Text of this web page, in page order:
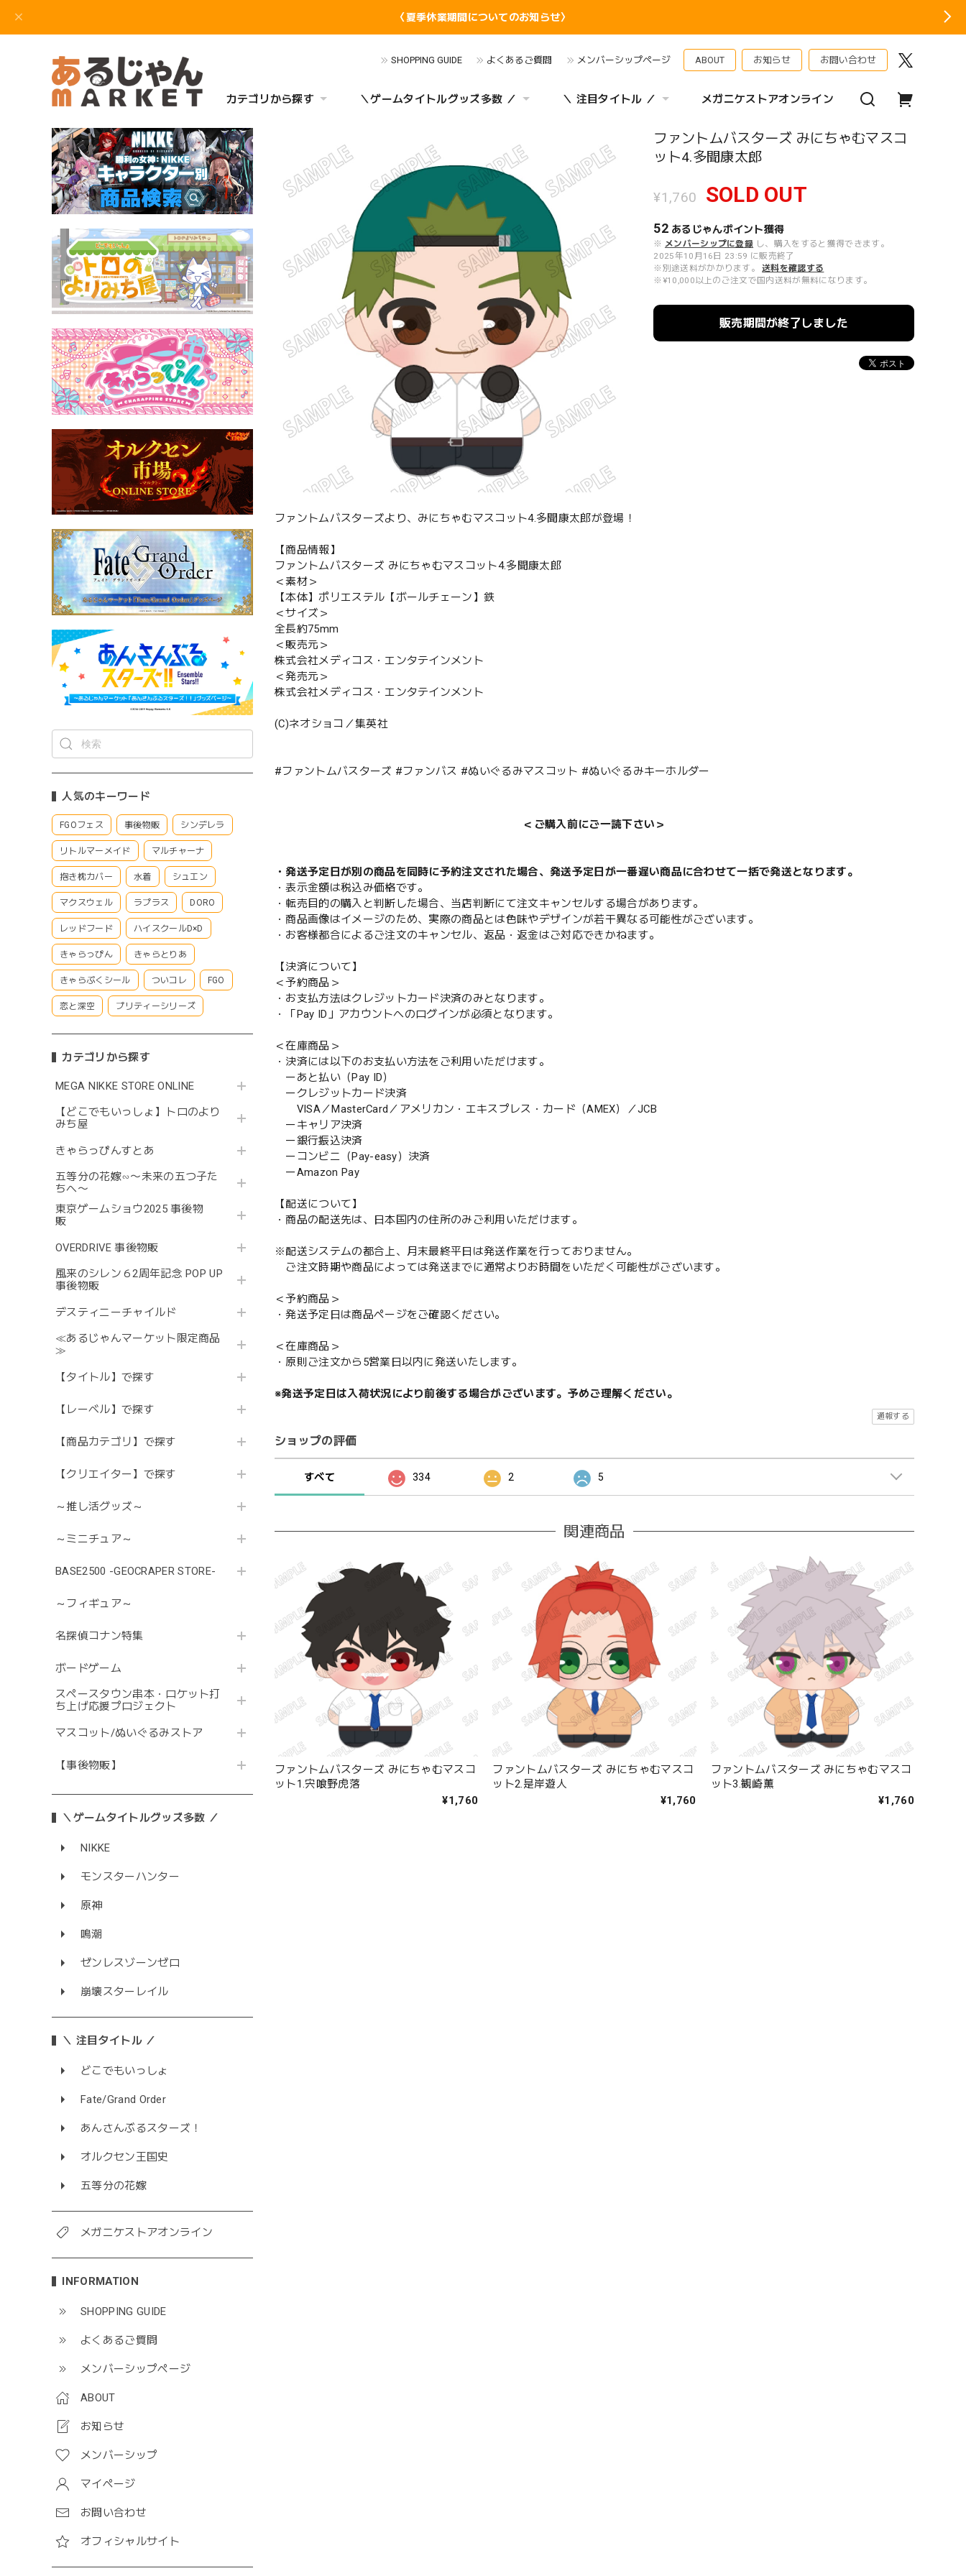
〈夏季休業期間についてのお知らせ〉
SHOPPING GUIDE よくあるご質問 メンバーシップページ ABOUT お知らせ お問い合わせ
カテゴリから探す ＼ゲームタイトルグッズ多数 ／ ＼ 注目タイトル ／ メガニケストアオンライン
人気のキーワード
FGOフェス 事後物販 シンデレラ
リトルマーメイド マルチャーナ
抱き枕カバー 水着 シュエン
マクスウェル ラプラス DORO
レッドフード ハイスクールD×D
きゃらっぴん きゃらとりあ
きゃらぷくシール ついコレ FGO
恋と深空 プリティーシリーズ
カテゴリから探す
MEGA NIKKE STORE ONLINE
【どこでもいっしょ】トロのより
みち屋
きゃらっぴんすとあ
五等分の花嫁∽〜未来の五つ子た
ちへ〜
東京ゲームショウ2025 事後物
販
OVERDRIVE 事後物販
風来のシレン６2周年記念 POP UP
事後物販
デスティニーチャイルド
≪あるじゃんマーケット限定商品
≫
【タイトル】で探す
【レーベル】で探す
【商品カテゴリ】で探す
【クリエイター】で探す
～推し活グッズ～
～ミニチュア～
BASE2500 -GEOCRAPER STORE-
～フィギュア～
名探偵コナン特集
ボードゲーム
スペースタウン串本・ロケット打
ち上げ応援プロジェクト
マスコット/ぬいぐるみストア
【事後物販】
＼ゲームタイトルグッズ多数 ／
NIKKE
モンスターハンター
原神
鳴潮
ゼンレスゾーンゼロ
崩壊スターレイル
＼ 注目タイトル ／
どこでもいっしょ
Fate/Grand Order
あんさんぶるスターズ！
オルクセン王国史
五等分の花嫁
メガニケストアオンライン
INFORMATION
SHOPPING GUIDE
よくあるご質問
メンバーシップページ
ABOUT
お知らせ
メンバーシップ
マイページ
お問い合わせ
オフィシャルサイト
ファントムバスターズ みにちゃむマスコ
ット4.多聞康太郎
¥1,760 SOLD OUT
52 あるじゃんポイント獲得
※ メンバーシップに登録 し、購入をすると獲得できます。
2025年10月16日 23:59 に販売終了
※別途送料がかかります。
送料を確認する
※¥10,000以上のご注文で国内送料が無料になります。
販売期間が終了しました
ファントムバスターズより、みにちゃむマスコット4.多聞康太郎が登場！
【商品情報】
ファントムバスターズ みにちゃむマスコット4.多聞康太郎
＜素材＞
【本体】ポリエステル【ボールチェーン】鉄
＜サイズ＞
全長約75mm
＜販売元＞
株式会社メディコス・エンタテインメント
＜発売元＞
株式会社メディコス・エンタテインメント
(C)ネオショコ／集英社
#ファントムバスターズ #ファンバス #ぬいぐるみマスコット #ぬいぐるみキーホルダー
＜ご購入前にご一読下さい＞
・発送予定日が別の商品を同時に予約注文された場合、発送予定日が一番遅い商品に合わせて一括で発送となります。
・表示金額は税込み価格です。
・転売目的の購入と判断した場合、当店判断にて注文キャンセルする場合があります。
・商品画像はイメージのため、実際の商品とは色味やデザインが若干異なる可能性がございます。
・お客様都合によるご注文のキャンセル、返品・返金はご対応できかねます。
【決済について】
＜予約商品＞
・お支払方法はクレジットカード決済のみとなります。
・「Pay ID」アカウントへのログインが必須となります。
＜在庫商品＞
・決済には以下のお支払い方法をご利用いただけます。
ーあと払い（Pay ID）
ークレジットカード決済
VISA／MasterCard／アメリカン・エキスプレス・カード（AMEX）／JCB
ーキャリア決済
ー銀行振込決済
ーコンビニ（Pay-easy）決済
ーAmazon Pay
【配送について】
・商品の配送先は、日本国内の住所のみご利用いただけます。
※配送システムの都合上、月末最終平日は発送作業を行っておりません。
ご注文時期や商品によっては発送までに通常よりお時間をいただく可能性がございます。
＜予約商品＞
・発送予定日は商品ページをご確認ください。
＜在庫商品＞
・原則ご注文から5営業日以内に発送いたします。
※発送予定日は入荷状況により前後する場合がございます。予めご理解ください。
通報する
ショップの評価
すべて 334 2 5
関連商品
ファントムバスターズ みにちゃむマスコ
ット1.宍喰野虎落
¥1,760
ファントムバスターズ みにちゃむマスコ
ット2.是岸遊人
¥1,760
ファントムバスターズ みにちゃむマスコ
ット3.観崎薫
¥1,760